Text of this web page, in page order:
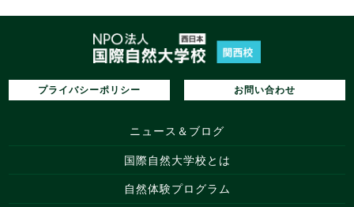
プライバシーポリシー お問い合わせ
ニュース＆ブログ
国際自然大学校とは
自然体験プログラム